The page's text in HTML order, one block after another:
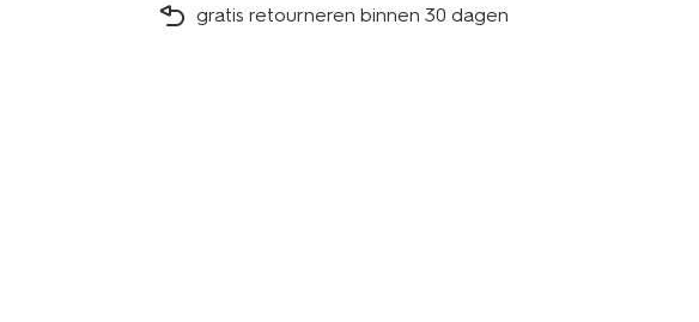
gratis retourneren binnen 30 dagen